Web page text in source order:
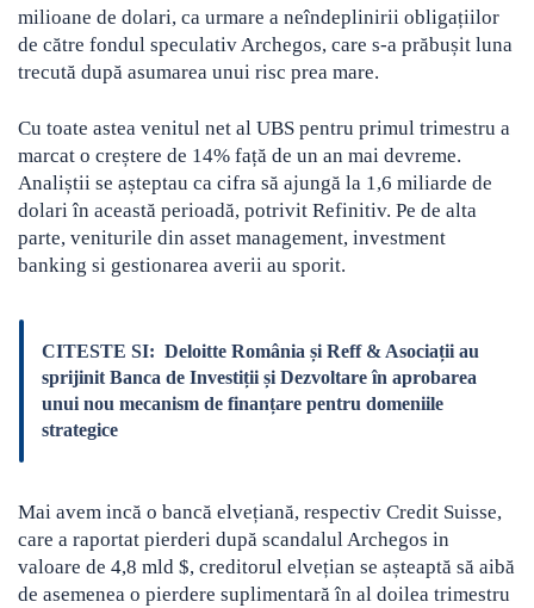
milioane de dolari, ca urmare a neîndeplinirii obligațiilor
de către fondul speculativ Archegos, care s-a prăbușit luna
trecută după asumarea unui risc prea mare.
Cu toate astea venitul net al UBS pentru primul trimestru a
marcat o creștere de 14% față de un an mai devreme.
Analiștii se așteptau ca cifra să ajungă la 1,6 miliarde de
dolari în această perioadă, potrivit Refinitiv. Pe de alta
parte, veniturile din asset management, investment
banking si gestionarea averii au sporit.
CITESTE SI: Deloitte România și Reff & Asociații au
sprijinit Banca de Investiții și Dezvoltare în aprobarea
unui nou mecanism de finanțare pentru domeniile
strategice
Mai avem incă o bancă elvețiană, respectiv Credit Suisse,
care a raportat pierderi după scandalul Archegos in
valoare de 4,8 mld $, creditorul elvețian se așteaptă să aibă
de asemenea o pierdere suplimentară în al doilea trimestru